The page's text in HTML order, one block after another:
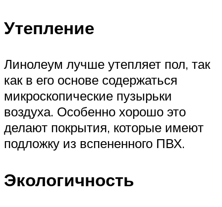
Утепление
Линолеум лучше утепляет пол, так
как в его основе содержаться
микроскопические пузырьки
воздуха. Особенно хорошо это
делают покрытия, которые имеют
подложку из вспененного ПВХ.
Экологичность